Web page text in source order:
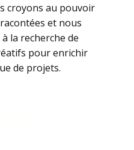
croyons au pouvoir
et nous
la recherche de
pour enrichir
de projets.